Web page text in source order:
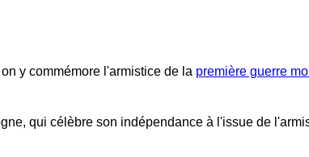
y commémore l'armistice de la première guerre
qui célèbre son indépendance à l'issue de